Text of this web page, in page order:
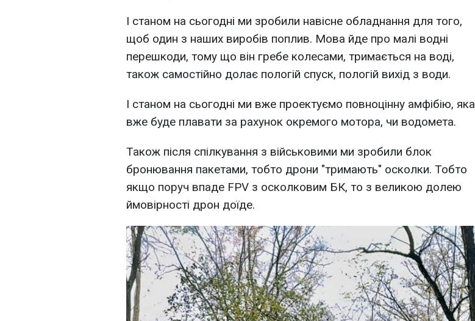
І станом на сьогодні ми зробили навісне обладнання для того,
щоб один з наших виробів поплив. Мова йде про малі водні
перешкоди, тому що він гребе колесами, тримається на воді,
також самостійно долає пологій спуск, пологій вихід з води.
І станом на сьогодні ми вже проектуємо повноцінну амфібію, яка
вже буде плавати за рахунок окремого мотора, чи водомета.
Також після спілкування з військовими ми зробили блок
бронювання пакетами, тобто дрони "тримають" осколки. Тобто
якщо поруч впаде FPV з осколковим БК, то з великою долею
ймовірності дрон доїде.